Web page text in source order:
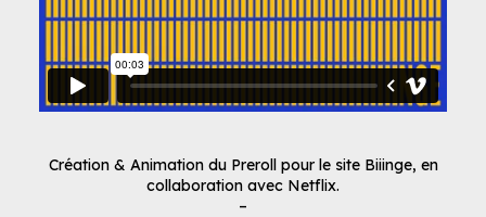
Création & Animation du Preroll pour le site Biiinge, en
collaboration avec Netflix.
–